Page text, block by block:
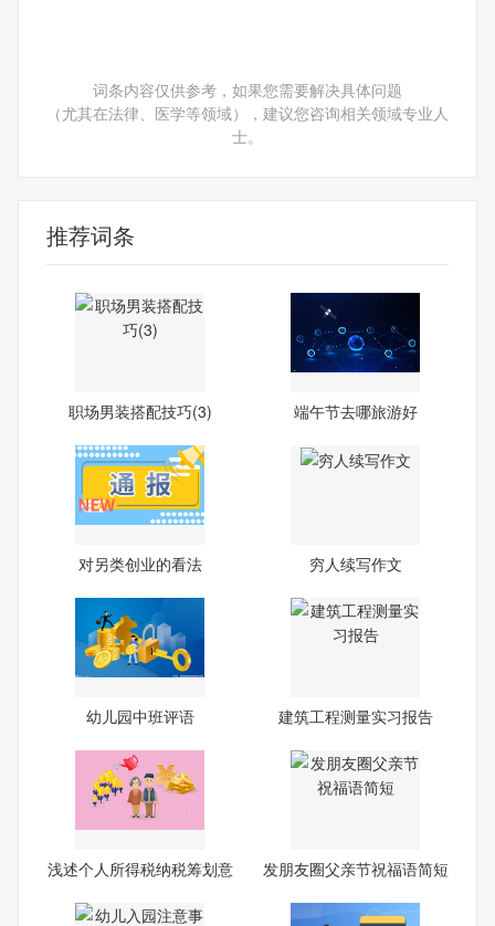
词条内容仅供参考，如果您需要解决具体问题
（尤其在法律、医学等领域），建议您咨询相关领域专业人
士。
推荐词条
职场男装搭配技巧(3) 端午节去哪旅游好
对另类创业的看法 穷人续写作文
幼儿园中班评语 建筑工程测量实习报告
浅述个人所得税纳税筹划意
发朋友圈父亲节祝福语简短